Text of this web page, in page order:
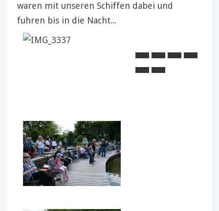
waren mit unseren Schiffen dabei und
fuhren bis in die Nacht...